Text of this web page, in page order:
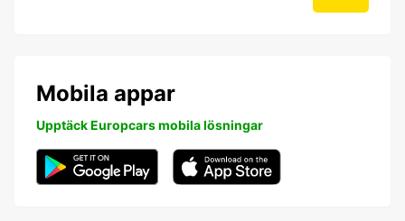
Mobila appar
Upptäck Europcars mobila lösningar